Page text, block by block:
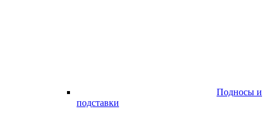
Подносы и
подставки